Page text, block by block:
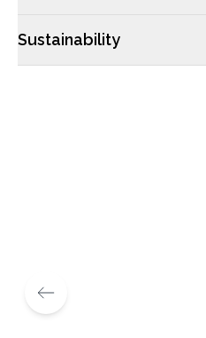
Sustainability